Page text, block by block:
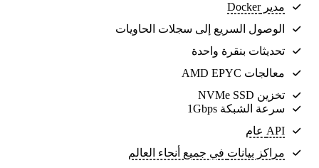
مدير Docker
الوصول السريع إلى سجلات الحاويات
تحديثات بنقرة واحدة
معالجات AMD EPYC
تخزين NVMe SSD
سرعة الشبكة 1Gbps
API عام
مراكز بيانات في جميع أنحاء العالم